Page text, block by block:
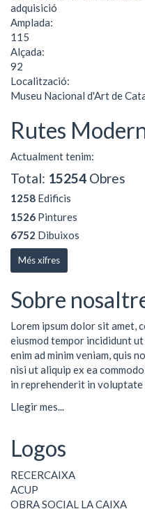
adquisició
Amplada:
115
Alçada:
92
Localització:
Museu Nacional d'Art de
Rutes
Actualment tenim:
Total: 15254 Obres
1258 Edificis
1526 Pintures
6752 Dibuixos
Més xifres
Sobre
Lorem ipsum dolor sit amet,
eiusmod tempor incididunt
enim ad minim veniam, quis
nisi ut aliquip ex ea
in reprehenderit in voluptate
Llegir mes...
Logos
RECERCAIXA
ACUP
OBRA SOCIAL LA CAIXA